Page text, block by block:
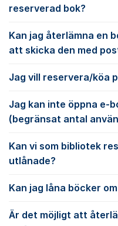
reserverad bok?
Kan jag återlämna en
att skicka den med
Jag vill reservera/köa
Jag kan inte öppna e-
(begränsat antal
Kan vi som bibliotek
utlånade?
Kan jag låna böcker
Är det möjligt att